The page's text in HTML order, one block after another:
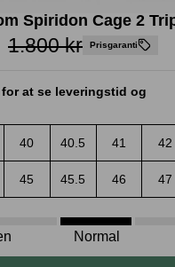
Sneaker boks
Skotræ
Spiridon Cage 2
1.800 kr Prisgaranti
at se leveringstid og
40 40.5 41 42
45 45.5 46 47
Normal